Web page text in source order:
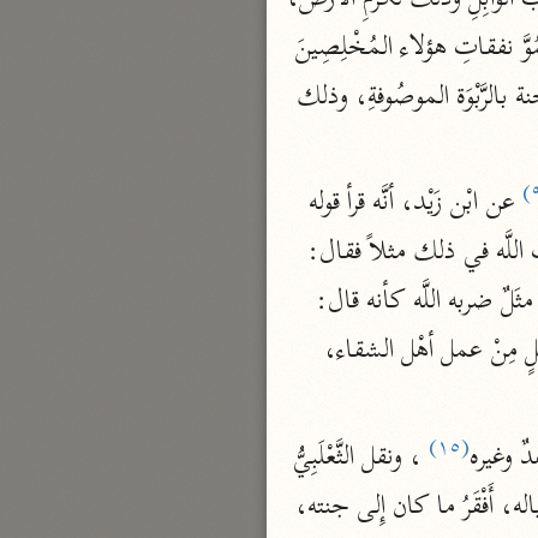
نحو ٣ مجلدات
الوجيز
الواحدي (٤٦٨ هـ)
تفسير القرآن العزيز
ابن أبي زمنين (٣٩٩ هـ)
نحو مجلدين
موسوعة التفسير المأثور
معهد الشاطبي
٢٣ مجلدًا
(١٥)